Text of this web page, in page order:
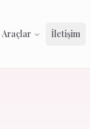
Araçlar İletişim